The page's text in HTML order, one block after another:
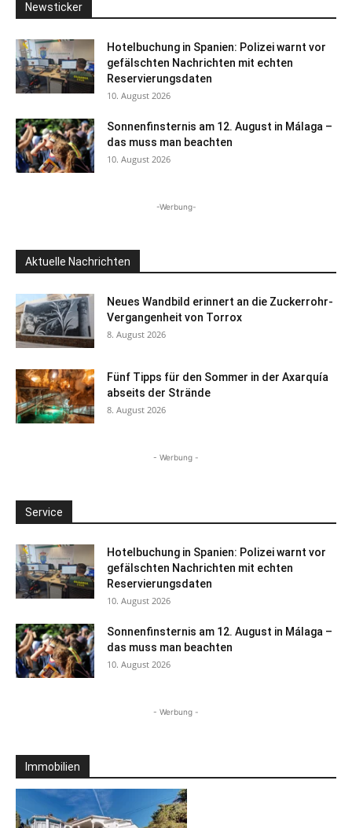
Newsticker
Hotelbuchung in Spanien: Polizei warnt vor
gefälschten Nachrichten mit echten
Reservierungsdaten
10. August 2026
Sonnenfinsternis am 12. August in Málaga –
das muss man beachten
10. August 2026
-Werbung-
Aktuelle Nachrichten
Neues Wandbild erinnert an die Zuckerrohr-
Vergangenheit von Torrox
8. August 2026
Fünf Tipps für den Sommer in der Axarquía
abseits der Strände
8. August 2026
- Werbung -
Service
Hotelbuchung in Spanien: Polizei warnt vor
gefälschten Nachrichten mit echten
Reservierungsdaten
10. August 2026
Sonnenfinsternis am 12. August in Málaga –
das muss man beachten
10. August 2026
- Werbung -
Immobilien